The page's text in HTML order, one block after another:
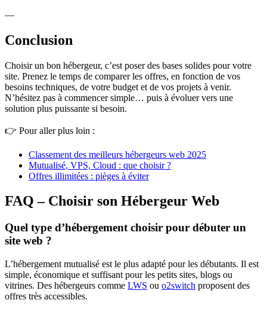
—
Conclusion
Choisir un bon hébergeur, c’est poser des bases solides pour votre
site. Prenez le temps de comparer les offres, en fonction de vos
besoins techniques, de votre budget et de vos projets à venir.
N’hésitez pas à commencer simple… puis à évoluer vers une
solution plus puissante si besoin.
👉 Pour aller plus loin :
Classement des meilleurs hébergeurs web 2025
Mutualisé, VPS, Cloud : que choisir ?
Offres illimitées : pièges à éviter
FAQ – Choisir son Hébergeur Web
Quel type d’hébergement choisir pour débuter un
site web ?
L’hébergement mutualisé est le plus adapté pour les débutants. Il est
simple, économique et suffisant pour les petits sites, blogs ou
vitrines. Des hébergeurs comme LWS ou o2switch proposent des
offres très accessibles.